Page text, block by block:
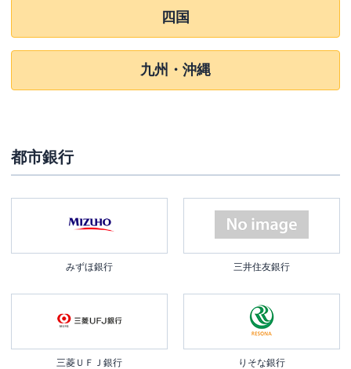
四国
九州・沖縄
都市銀行
みずほ銀行 三井住友銀行
三菱ＵＦＪ銀行 りそな銀行